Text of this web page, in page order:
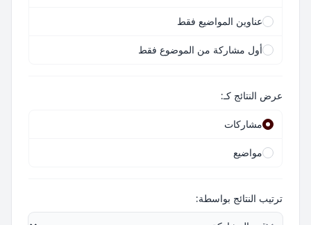
عناوين المواضيع فقط
أول مشاركة من الموضوع فقط
عرض النتائج كـ:
مشاركات
مواضيع
ترتيب النتائج بواسطة: